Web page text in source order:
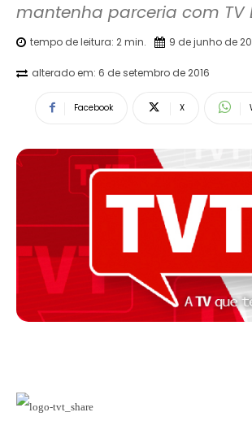
mantenha parceria com TV
tempo de leitura: 2min. 9 de junho de
alterado em: 6 de setembro de 2016
Facebook X